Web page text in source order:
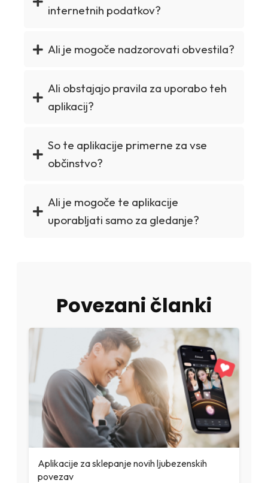
internetnih podatkov?
Ali je mogoče nadzorovati obvestila?
Ali obstajajo pravila za uporabo teh
aplikacij?
So te aplikacije primerne za vse
občinstvo?
Ali je mogoče te aplikacije
uporabljati samo za gledanje?
Povezani članki
Aplikacije za sklepanje novih ljubezenskih
povezav